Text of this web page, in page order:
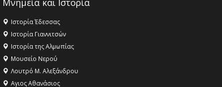
Μνημεία και Ιστορία
Ιστορία Έδεσσας
Ιστορία Γιαννιτσών
Ιστορία της Αλμωπίας
Μουσείο Νερού
Λουτρό Μ. Αλεξάνδρου
Αγιος Αθανάσιος